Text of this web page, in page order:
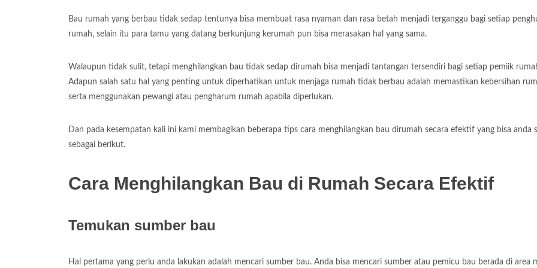
Bau rumah yang berbau tidak sedap tentunya bisa membuat rasa nyaman dan rasa betah menjadi terganggu bagi setiap
rumah, selain itu para tamu yang datang berkunjung kerumah pun bisa merasakan hal yang sama.
Walaupun tidak sulit, tetapi menghilangkan bau tidak sedap dirumah bisa menjadi tantangan tersendiri bagi setiap pemiik
Adapun salah satu hal yang penting untuk diperhatikan untuk menjaga rumah tidak berbau adalah memastikan kebersihan
serta menggunakan pewangi atau pengharum rumah apabila diperlukan.
Dan pada kesempatan kali ini kami membagikan beberapa tips cara menghilangkan bau dirumah secara efektif yang bisa anda
sebagai berikut.
Cara Menghilangkan Bau di Rumah Secara Efektif
Temukan sumber bau
Hal pertama yang perlu anda lakukan adalah mencari sumber bau. Anda bisa mencari sumber atau pemicu bau berada di area